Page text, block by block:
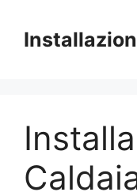
contenuto